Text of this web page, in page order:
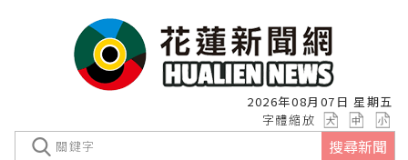
2026年08月07日 星期五
字體縮放
搜尋新聞